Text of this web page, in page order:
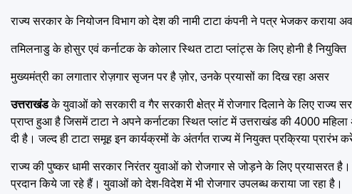
राज्य सरकार के नियोजन विभाग को देश की नामी टाटा कंपनी ने पत्र भेजकर कराया
तमिलनाडु के होसुर एवं कर्नाटक के कोलार स्थित टाटा प्लांट्स के लिए होनी है नियुक्ति
मुख्यमंत्री का लगातार रोज़गार सृजन पर है ज़ोर, उनके प्रयासों का दिख रहा असर
उत्तराखंडके युवाओं को सरकारी व गैर सरकारी क्षेत्र में रोजगार दिलाने के लिए राज्य
प्राप्त हुआ है जिसमें टाटा ने अपने कर्नाटका स्थित प्लांट में उत्तराखंड की 4000
दी है। जल्द ही टाटा समूह इन कार्यक्रमों के अंतर्गत राज्य में नियुक्त प्रक्रिया प्रारंभ
राज्य की पुष्कर धामी सरकार निरंतर युवाओं को रोजगार से जोड़ने के लिए प्रयासरत
प्रदान किये जा रहे हैं। युवाओं को देश-विदेश में भी रोजगार उपलब्ध कराया जा रहा है।